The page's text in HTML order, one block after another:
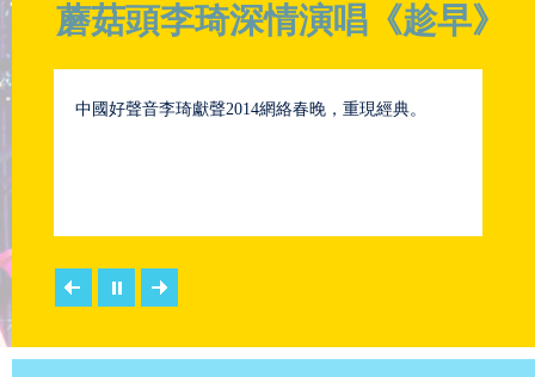
蘑菇頭李琦深情演唱《趁早》
中國好聲音李琦獻聲2014網絡春晚，重現經典。